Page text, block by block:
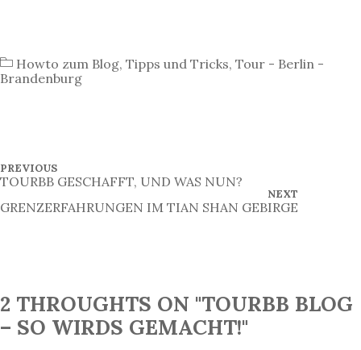
Howto zum Blog, Tipps und Tricks, Tour - Berlin -
Brandenburg
B
e
i
g
s
P
R
E
V
I
PREVIOUS
TOURBB GESCHAFFT, UND WAS NUN?
N
E
X
NEXT
GRENZERFAHRUNGEN IM TIAN SHAN GEBIRGE
2 THROUGHTS ON "TOURBB BLOG
– SO WIRDS GEMACHT!"